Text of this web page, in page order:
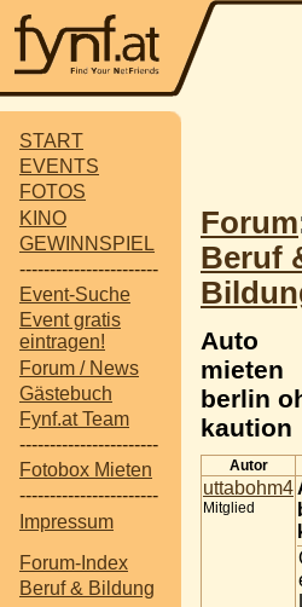
START
EVENTS
FOTOS
KINO
GEWINNSPIEL
-----------------------
Event-Suche
Event gratis
eintragen!
Forum / News
Gästebuch
Fynf.at Team
-----------------------
Fotobox Mieten
-----------------------
Impressum
Forum-Index
Beruf & Bildung
Forum
Beruf
Auto
mieten
berlin
kaution
Autor
uttabohm4
Mitglied